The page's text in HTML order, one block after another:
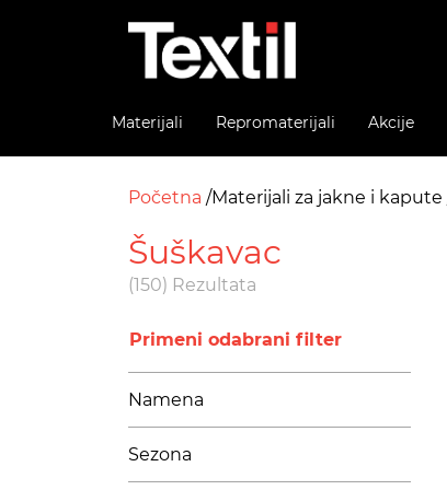
Materijali Repromaterijali Akcije
Početna Materijali za jakne i kapute
Šuškavac
(150) Rezultata
Primeni odabrani filter
Namena
Sezona